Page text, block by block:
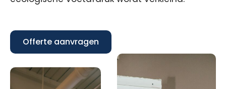
Offerte aanvragen